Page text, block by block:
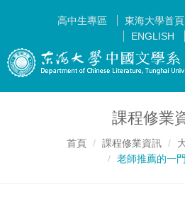
高中生專區 東海大學首頁
ENGLISH
課程修業
首頁 課程修業資訊
老師推薦的一